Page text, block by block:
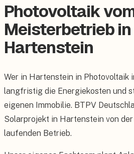
Photovoltaik
Meisterbetrieb in
Hartenstein
Wer in Hartenstein in Photovoltaik
langfristig die Energiekosten und
eigenen Immobilie. BTPV
Solarprojekt in Hartenstein von
laufenden Betrieb.